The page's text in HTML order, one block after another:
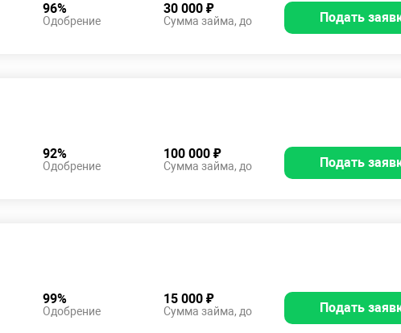
96%
Одобрение
30 000 ₽
Сумма займа, до Подать
92%
Одобрение
100 000 ₽
Сумма займа, до Подать
99%
Одобрение
15 000 ₽
Сумма займа, до Подать